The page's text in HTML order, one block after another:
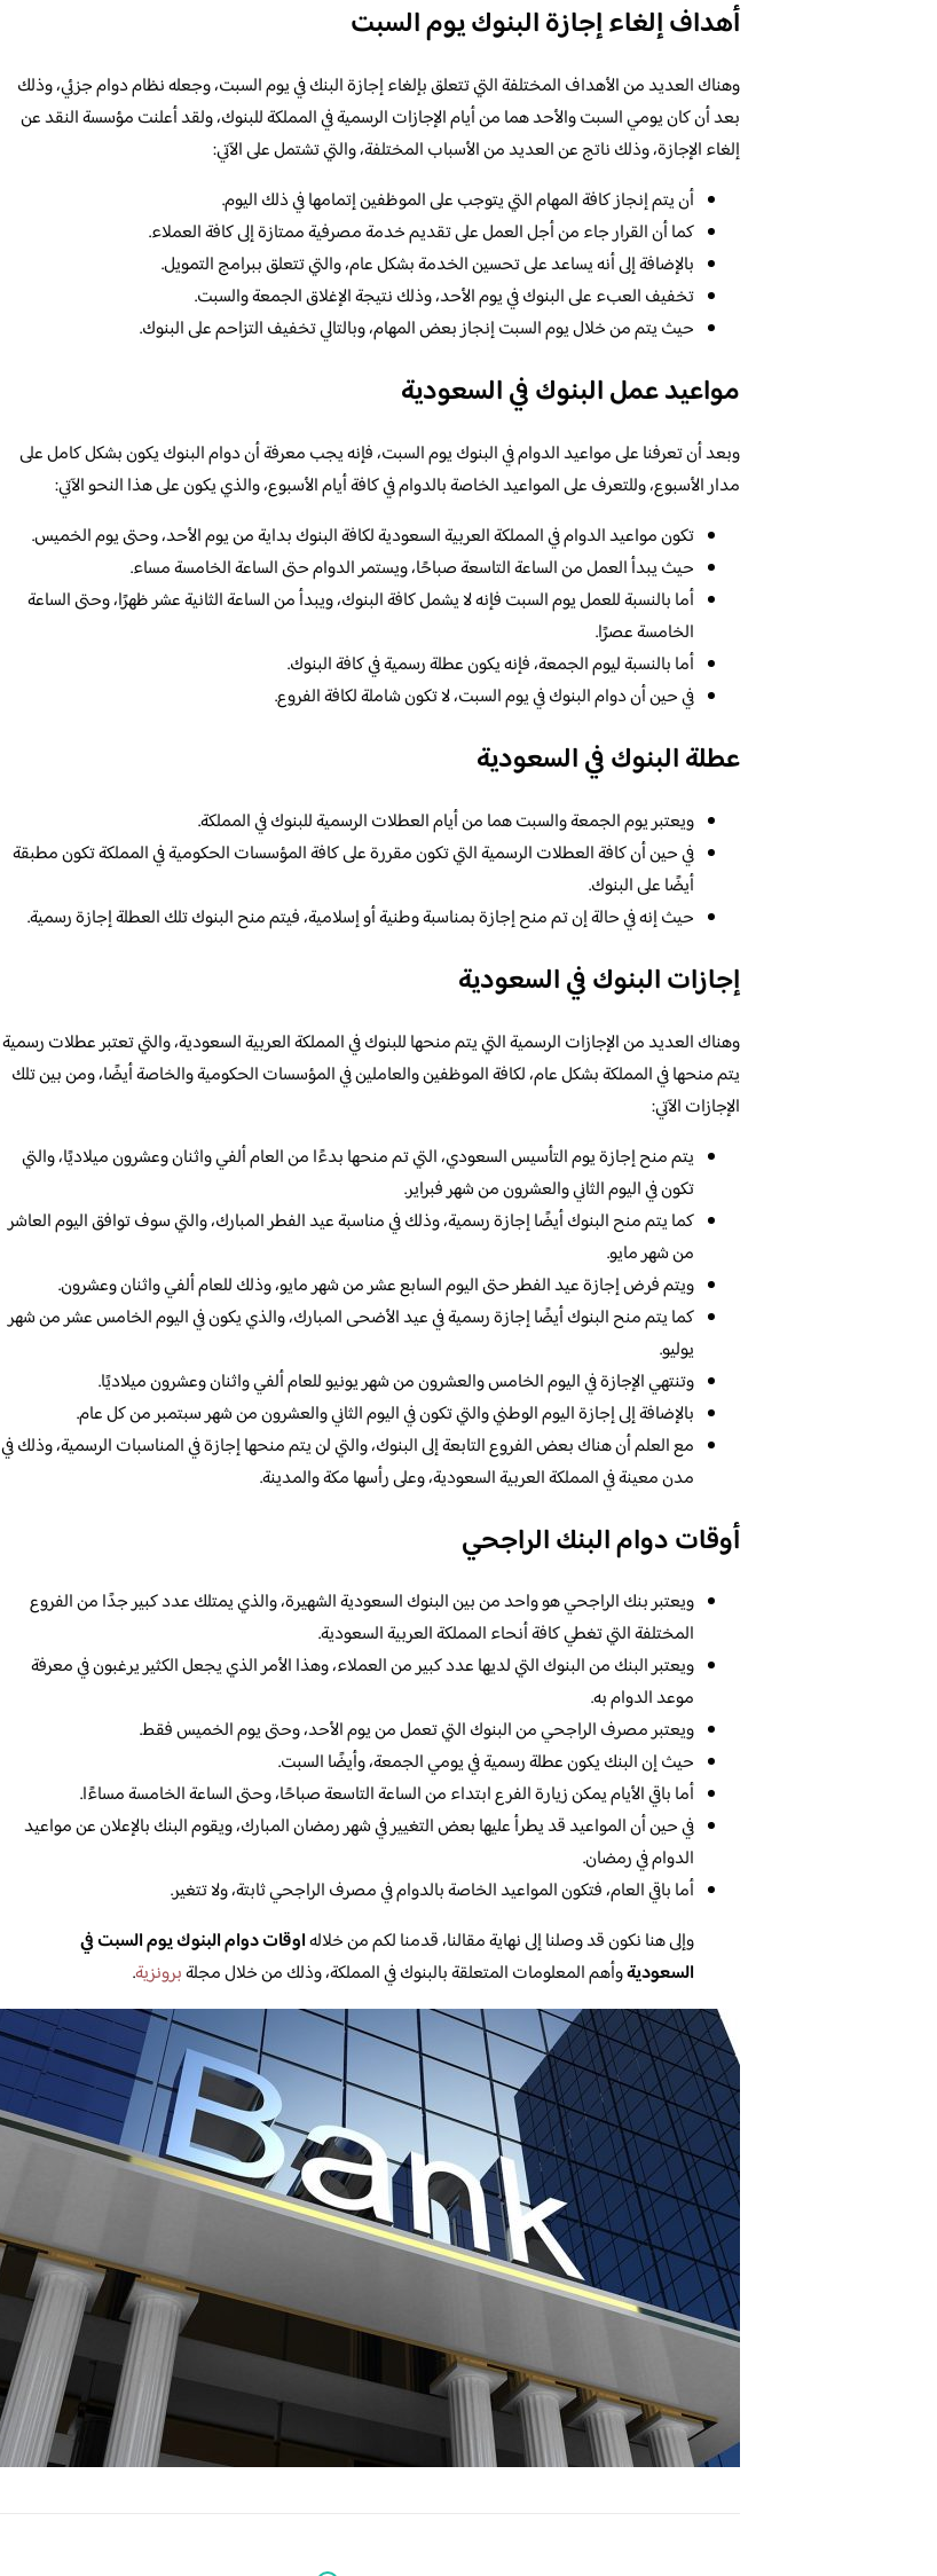
أهداف إلغاء إجازة البنوك يوم السبت
وهناك العديد من الأهداف المختلفة التي تتعلق بإلغاء إجازة البنك في يوم السبت، وجعله نظام دوام جزئي، وذلك
بعد أن كان يومي السبت والأحد هما من أيام الإجازات الرسمية في المملكة للبنوك، ولقد أعلنت مؤسسة النقد عن
إلغاء الإجازة، وذلك ناتج عن العديد من الأسباب المختلفة، والتي تشتمل على الآتي:
أن يتم إنجاز كافة المهام التي يتوجب على الموظفين إتمامها في ذلك اليوم.
كما أن القرار جاء من أجل العمل على تقديم خدمة مصرفية ممتازة إلى كافة العملاء.
بالإضافة إلى أنه يساعد على تحسين الخدمة بشكل عام، والتي تتعلق ببرامج التمويل.
تخفيف العبء على البنوك في يوم الأحد، وذلك نتيجة الإغلاق الجمعة والسبت.
حيث يتم من خلال يوم السبت إنجاز بعض المهام، وبالتالي تخفيف التزاحم على البنوك.
مواعيد عمل البنوك في السعودية
وبعد أن تعرفنا على مواعيد الدوام في البنوك يوم السبت، فإنه يجب معرفة أن دوام البنوك يكون بشكل كامل على
مدار الأسبوع، وللتعرف على المواعيد الخاصة بالدوام في كافة أيام الأسبوع، والذي يكون على هذا النحو الآتي:
تكون مواعيد الدوام في المملكة العربية السعودية لكافة البنوك بداية من يوم الأحد، وحتى يوم الخميس.
حيث يبدأ العمل من الساعة التاسعة صباحًا، ويستمر الدوام حتى الساعة الخامسة مساء.
أما بالنسبة للعمل يوم السبت فإنه لا يشمل كافة البنوك، ويبدأ من الساعة الثانية عشر ظهرًا، وحتى الساعة
الخامسة عصرًا.
أما بالنسبة ليوم الجمعة، فإنه يكون عطلة رسمية في كافة البنوك.
في حين أن دوام البنوك في يوم السبت، لا تكون شاملة لكافة الفروع.
عطلة البنوك في السعودية
ويعتبر يوم الجمعة والسبت هما من أيام العطلات الرسمية للبنوك في المملكة.
في حين أن كافة العطلات الرسمية التي تكون مقررة على كافة المؤسسات الحكومية في المملكة تكون مطبقة
أيضًا على البنوك.
حيث إنه في حالة إن تم منح إجازة بمناسبة وطنية أو إسلامية، فيتم منح البنوك تلك العطلة إجازة رسمية.
إجازات البنوك في السعودية
وهناك العديد من الإجازات الرسمية التي يتم منحها للبنوك في المملكة العربية السعودية، والتي تعتبر عطلات رسمية
يتم منحها في المملكة بشكل عام، لكافة الموظفين والعاملين في المؤسسات الحكومية والخاصة أيضًا، ومن بين تلك
الإجازات الآتي:
يتم منح إجازة يوم التأسيس السعودي، التي تم منحها بدءًا من العام ألفي واثنان وعشرون ميلاديًا، والتي
تكون في اليوم الثاني والعشرون من شهر فبراير.
كما يتم منح البنوك أيضًا إجازة رسمية، وذلك في مناسبة عيد الفطر المبارك، والتي سوف توافق اليوم العاشر
من شهر مايو.
ويتم فرض إجازة عيد الفطر حتى اليوم السابع عشر من شهر مايو، وذلك للعام ألفي واثنان وعشرون.
كما يتم منح البنوك أيضًا إجازة رسمية في عيد الأضحى المبارك، والذي يكون في اليوم الخامس عشر من شهر
يوليو.
وتنتهي الإجازة في اليوم الخامس والعشرون من شهر يونيو للعام ألفي واثنان وعشرون ميلاديًا.
بالإضافة إلى إجازة اليوم الوطني والتي تكون في اليوم الثاني والعشرون من شهر سبتمبر من كل عام.
مع العلم أن هناك بعض الفروع التابعة إلى البنوك، والتي لن يتم منحها إجازة في المناسبات الرسمية، وذلك في
مدن معينة في المملكة العربية السعودية، وعلى رأسها مكة والمدينة.
أوقات دوام البنك الراجحي
ويعتبر بنك الراجحي هو واحد من بين البنوك السعودية الشهيرة، والذي يمتلك عدد كبير جدًا من الفروع
المختلفة التي تغطي كافة أنحاء المملكة العربية السعودية.
ويعتبر البنك من البنوك التي لديها عدد كبير من العملاء، وهذا الأمر الذي يجعل الكثير يرغبون في معرفة
موعد الدوام به.
ويعتبر مصرف الراجحي من البنوك التي تعمل من يوم الأحد، وحتى يوم الخميس فقط.
حيث إن البنك يكون عطلة رسمية في يومي الجمعة، وأيضًا السبت.
أما باقي الأيام يمكن زيارة الفرع ابتداء من الساعة التاسعة صباحًا، وحتى الساعة الخامسة مساءًا.
في حين أن المواعيد قد يطرأ عليها بعض التغيير في شهر رمضان المبارك، ويقوم البنك بالإعلان عن مواعيد
الدوام في رمضان.
أما باقي العام، فتكون المواعيد الخاصة بالدوام في مصرف الراجحي ثابتة، ولا تتغير.
وإلى هنا نكون قد وصلنا إلى نهاية مقالنا، قدمنا لكم من خلالهاوقات دوام البنوك يوم السبت في
السعوديةوأهم المعلومات المتعلقة بالبنوك في المملكة، وذلك من خلال مجلةبرونزية.